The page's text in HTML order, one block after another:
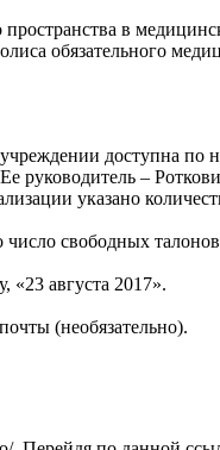
в
обязательного
доступна по
руководитель –
указано
свободных
«23 августа 2017».
(необязательно).